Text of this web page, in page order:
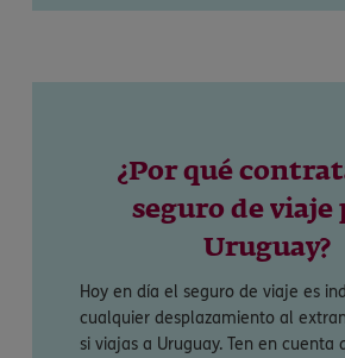
¿Por qué
seguro de viaje
Uruguay?
Hoy en día el seguro de viaje es
cualquier desplazamiento al
si viajas a Uruguay. Ten en cuenta